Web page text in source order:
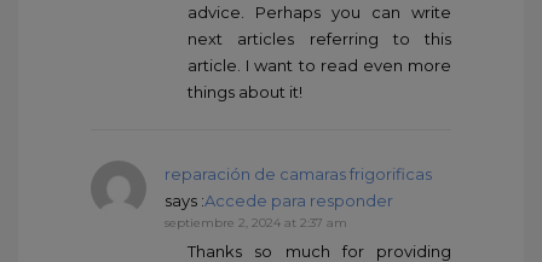
advice. Perhaps you can write
next articles referring to this
article. I want to read even more
things about it!
reparación de camaras frigorificas
says :Accede para responder
septiembre 2, 2024 at 2:37 am
Thanks so much for providing